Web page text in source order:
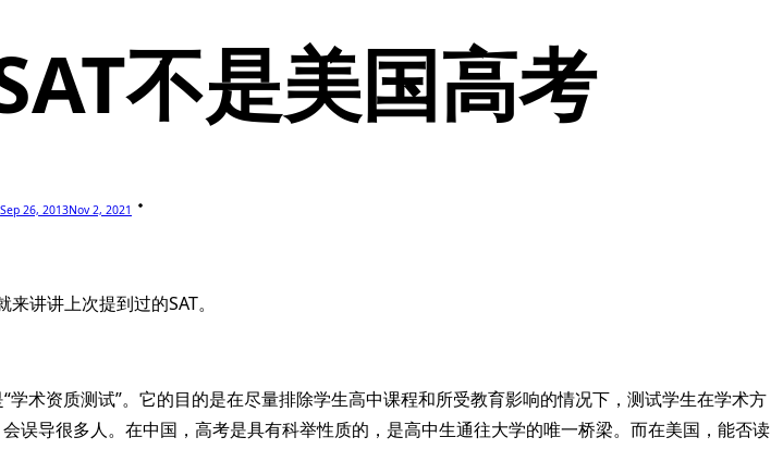
不是美国高考
Sep 26, 2013Nov 2, 2021
讲讲上次提到过的SAT。
术资质测试”。它的目的是在尽量排除学生高中课程和所受教育影响的情况下，测试学生在学术方
误导很多人。在中国，高考是具有科举性质的，是高中生通往大学的唯一桥梁。而在美国，能否读